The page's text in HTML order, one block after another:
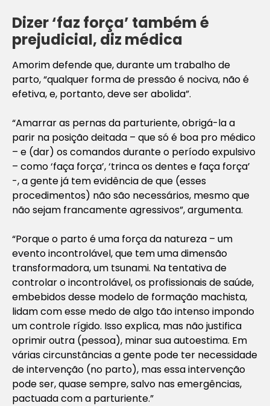
Dizer ‘faz força’ também é
prejudicial, diz médica
Amorim defende que, durante um trabalho de
parto, “qualquer forma de pressão é nociva, não é
efetiva, e, portanto, deve ser abolida”.
“Amarrar as pernas da parturiente, obrigá-la a
parir na posição deitada – que só é boa pro médico
– e (dar) os comandos durante o período expulsivo
– como ‘faça força’, ‘trinca os dentes e faça força’
-, a gente já tem evidência de que (esses
procedimentos) não são necessários, mesmo que
não sejam francamente agressivos”, argumenta.
“Porque o parto é uma força da natureza – um
evento incontrolável, que tem uma dimensão
transformadora, um tsunami. Na tentativa de
controlar o incontrolável, os profissionais de saúde,
embebidos desse modelo de formação machista,
lidam com esse medo de algo tão intenso impondo
um controle rígido. Isso explica, mas não justifica
oprimir outra (pessoa), minar sua autoestima. Em
várias circunstâncias a gente pode ter necessidade
de intervenção (no parto), mas essa intervenção
pode ser, quase sempre, salvo nas emergências,
pactuada com a parturiente.”